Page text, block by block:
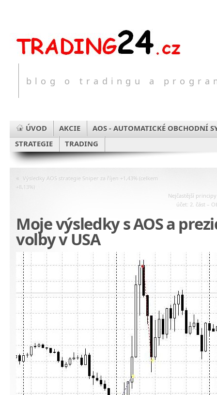
blog o tradingu a
ÚVOD AKCIE
AOS - AUTOMATICKÉ OBCHODNÍ
STRATEGIE
TRADING
« Výsledky AOS strategie Sniper za říjen +1,43% (celkem
+8,13%)
Nejčastější
účet: 2. část –
Moje výsledky s AOS a
volby v USA